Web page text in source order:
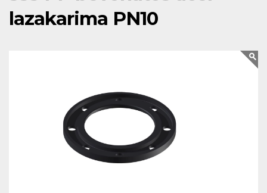
lazakarima PN10